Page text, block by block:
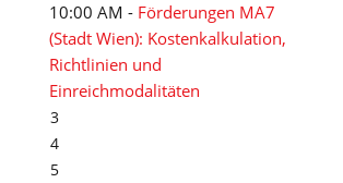
10:00 AM - Förderungen MA7
(Stadt Wien): Kostenkalkulation,
Richtlinien und
Einreichmodalitäten
3
4
5